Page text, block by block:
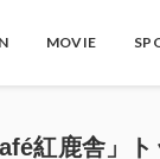
MOVIE
紅鹿舎」ト